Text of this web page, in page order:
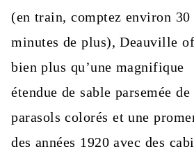
(en train, comptez environ 30
minutes de plus), Deauville
bien plus qu’une magnifique
étendue de sable parsemée de
parasols colorés et une
des années 1920 avec des